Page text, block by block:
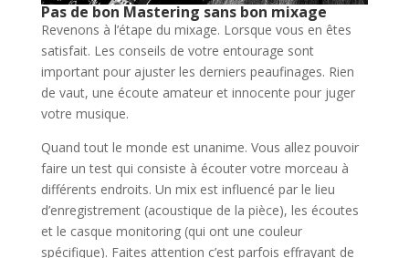
Pas de bon Mastering sans bon mixage
Revenons à l’étape du mixage. Lorsque vous en êtes
satisfait. Les conseils de votre entourage sont
important pour ajuster les derniers peaufinages. Rien
de vaut, une écoute amateur et innocente pour juger
votre musique.
Quand tout le monde est unanime. Vous allez pouvoir
faire un test qui consiste à écouter votre morceau à
différents endroits. Un mix est influencé par le lieu
d’enregistrement (acoustique de la pièce), les écoutes
et le casque monitoring (qui ont une couleur
spécifique). Faites attention c’est parfois effrayant de